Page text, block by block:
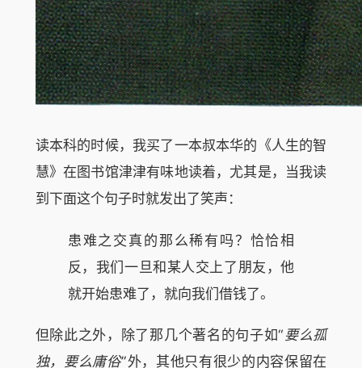
读本科的时候，我买了一本叔本华的《人生的智
慧》在图书馆津津有味地读着，尤其是，当我读
到下面这个句子时就发出了笑声：
患难之交真的那么稀有吗？恰恰相
反，我们一旦和某人交上了朋友，他
就开始患难了，就向我们借钱了。
但除此之外，除了那几个著名的句子如“要么孤
独，要么庸俗”外，其他只有很少的内容保留在